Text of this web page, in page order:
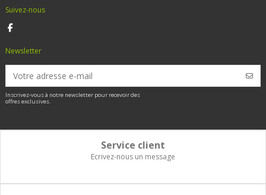
Suivez-nous
Newsletter
Inscrivez-vous à notre newsletter pour recevoir des
offres exclusives.
Service client
Ecrivez-nous un message